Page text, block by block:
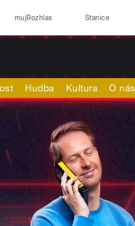
mujRozhlas Stanice
Hudba Kultura O nás